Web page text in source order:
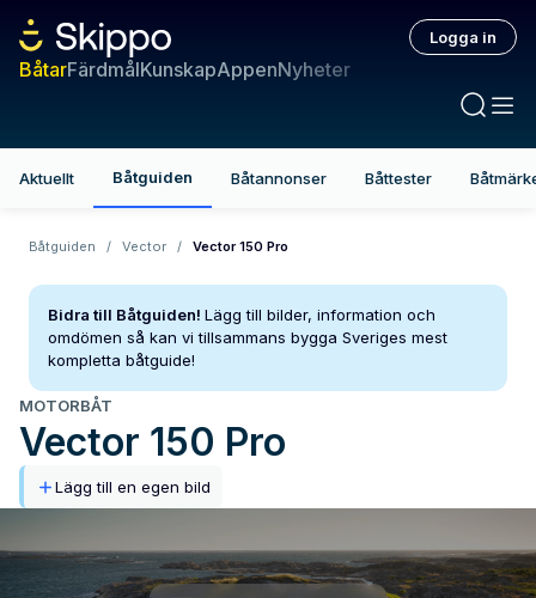
BåtarFärdmålKunskapAppenNyheter
Logga in
Aktuellt Båtguiden Båtannonser Båttester
Båtguiden / Vector / Vector 150 Pro
Bidra till Båtguiden! Lägg till bilder, information och
omdömen så kan vi tillsammans bygga Sveriges mest
kompletta båtguide!
MOTORBÅT
Vector 150 Pro
Lägg till en egen bild